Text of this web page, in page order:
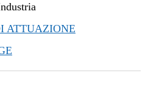
ATTUAZIONE